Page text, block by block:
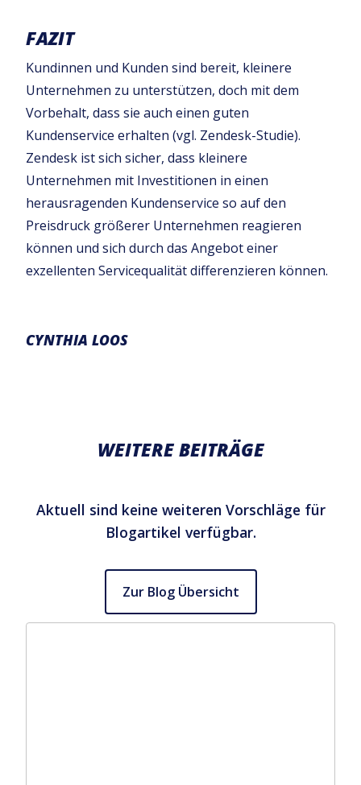
FAZIT
Kundinnen und Kunden sind bereit, kleinere
Unternehmen zu unterstützen, doch mit dem
Vorbehalt, dass sie auch einen guten
Kundenservice erhalten (vgl. Zendesk-Studie).
Zendesk ist sich sicher, dass kleinere
Unternehmen mit Investitionen in einen
herausragenden Kundenservice so auf den
Preisdruck größerer Unternehmen reagieren
können und sich durch das Angebot einer
exzellenten Servicequalität differenzieren können.
CYNTHIA LOOS
WEITERE BEITRÄGE
Aktuell sind keine weiteren Vorschläge für
Blogartikel verfügbar.
Zur Blog Übersicht